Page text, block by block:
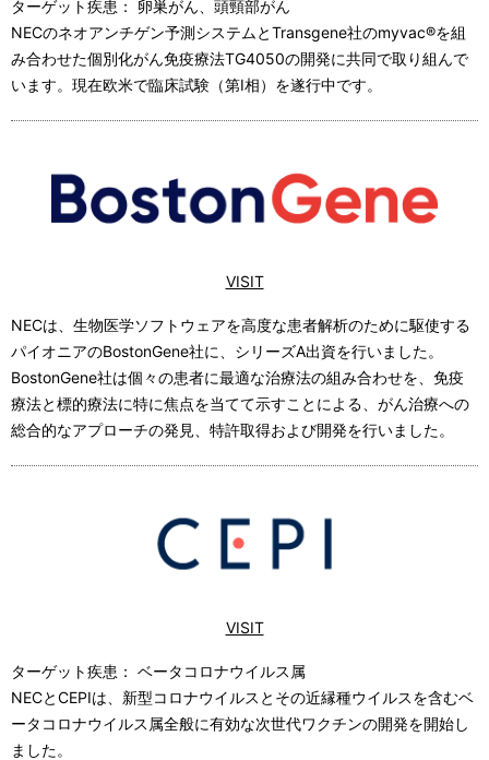
ターゲット疾患： 卵巣がん、頭頸部がん
NECのネオアンチゲン予測システムとTransgene社のmyvac®を組
み合わせた個別化がん免疫療法TG4050の開発に共同で取り組んで
います。現在欧米で臨床試験（第Ⅰ相）を遂行中です。
NECは、生物医学ソフトウェアを高度な患者解析のために駆使する
パイオニアのBostonGene社に、シリーズA出資を行いました。
BostonGene社は個々の患者に最適な治療法の組み合わせを、免疫
療法と標的療法に特に焦点を当てて示すことによる、がん治療への
総合的なアプローチの発見、特許取得および開発を行いました。
VISIT
VISIT
ターゲット疾患： ベータコロナウイルス属
NECとCEPIは、新型コロナウイルスとその近縁種ウイルスを含むベ
ータコロナウイルス属全般に有効な次世代ワクチンの開発を開始し
ました。